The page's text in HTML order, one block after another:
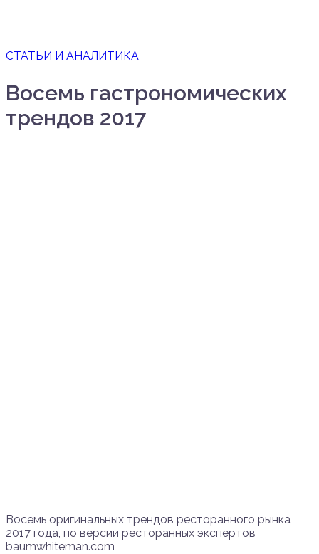
СТАТЬИ И АНАЛИТИКА
Восемь гастрономических
трендов 2017
Восемь оригинальных трендов ресторанного рынка
2017 года, по версии ресторанных экспертов
baumwhiteman.com